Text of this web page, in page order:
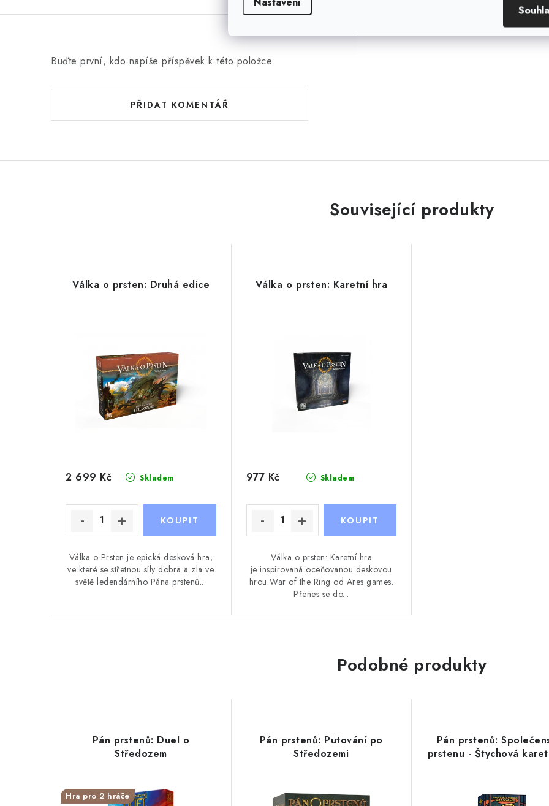
Buďte první, kdo napíše příspěvek k této položce.
PŘIDAT KOMENTÁŘ
Související produkty
Válka o prsten: Druhá edice
Skladem
2 699 Kč
Válka o Prsten je epická desková hra,
ve které se střetnou síly dobra a zla ve
světě ledendárního Pána prstenů...
Válka o prsten: Karetní hra
Skladem
977 Kč
Válka o prsten: Karetní hra
je inspirovaná oceňovanou deskovou
hrou War of the Ring od Ares games.
Přenes se do...
Podobné produkty
Pán prstenů: Duel o
Středozem
Hra pro 2 hráče
Pán prstenů: Putování po
Středozemi
Pán prstenů:
prstenu - Štychová